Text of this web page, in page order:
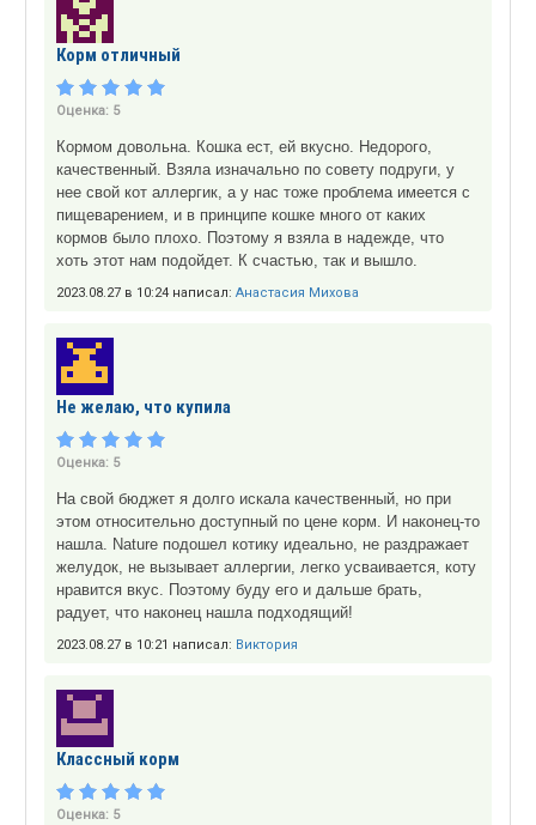
Корм отличный
Оценка: 5
Кормом довольна. Кошка ест, ей вкусно. Недорого,
качественный. Взяла изначально по совету подруги, у
нее свой кот аллергик, а у нас тоже проблема имеется с
пищеварением, и в принципе кошке много от каких
кормов было плохо. Поэтому я взяла в надежде, что
хоть этот нам подойдет. К счастью, так и вышло.
2023.08.27 в 10:24 написал: Анастасия Михова
Не желаю, что купила
Оценка: 5
На свой бюджет я долго искала качественный, но при
этом относительно доступный по цене корм. И наконец-то
нашла. Nature подошел котику идеально, не раздражает
желудок, не вызывает аллергии, легко усваивается, коту
нравится вкус. Поэтому буду его и дальше брать,
радует, что наконец нашла подходящий!
2023.08.27 в 10:21 написал: Виктория
Классный корм
Оценка: 5